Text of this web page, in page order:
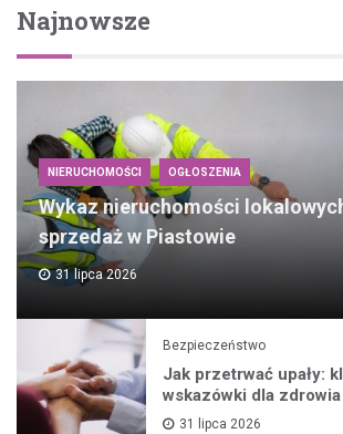
Najnowsze
NIERUCHOMOŚCI OGŁOSZENIA
Wykaz nieruchomości
sprzedaż w Piastowie
31 lipca 2026
Bezpieczeństwo
Jak przetrwać upały:
wskazówki dla zdrowia
31 lipca 2026